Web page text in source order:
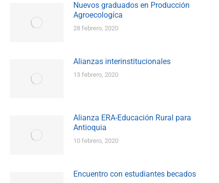
Nuevos graduados en Producción
Agroecologíca
28 febrero, 2020
Alianzas interinstitucionales
13 febrero, 2020
Alianza ERA-Educación Rural para
Antioquia
10 febrero, 2020
Encuentro con estudiantes becados